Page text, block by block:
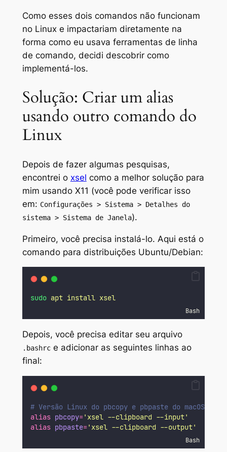
Como esses dois comandos não funcionam
no Linux e impactariam diretamente na
forma como eu usava ferramentas de linha
de comando, decidi descobrir como
implementá-los.
Solução: Criar um alias
usando outro comando do
Linux
Depois de fazer algumas pesquisas,
encontrei o xsel como a melhor solução para
mim usando X11 (você pode verificar isso
em: Configurações > Sistema > Detalhes do
sistema > Sistema de Janela).
Primeiro, você precisa instalá-lo. Aqui está o
comando para distribuições Ubuntu/Debian:
sudo apt install xsel
Bash
Depois, você precisa editar seu arquivo
.bashrce adicionar as seguintes linhas ao
final:
# Versão Linux do pbcopy e pbpaste do macOS
alias pbcopy=' xsel --clipboard --input'
alias pbpaste=' xsel --clipboard --output'
Bash